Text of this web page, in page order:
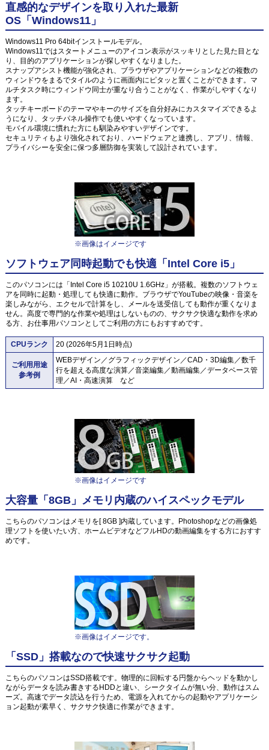
直感的なデザインを取り入れた最新
OS「Windows11」
Windows11 Pro 64bitインストールモデル。
Windows11ではスタートメニューのアイコン表示がスッキリとした見た目とな
り、目的のアプリケーションが探しやすくなりました。
スナップアシスト機能が強化され、ブラウザやアプリケーションなどの複数の
ウィンドウをまるでタイルのように画面内にピタッと置くことができます。マ
ルチタスク時にウィンドウ同士が重なり合うことがなく、作業がしやすくなり
ます。
タッチキーボードのテーマやキーのサイズを自分好みにカスタマイズできるよ
うになり、タッチパネル操作でも使いやすくなっています。
モバイル環境に慣れた方にも馴染みやすいデザインです。
セキュリティもより強化されており、ハードウェアと連携し、アプリ、情報、
プライバシーを安全に保つ多層防御を実装して設計されています。
※画像はイメージです
ソフトウェア同時起動でも快適「Intel Core i5」
このパソコンには「Intel Core i5 10210U 1.6GHz」が搭載。複数のソフトウェ
アを同時に起動・処理しても快適に動作。ブラウザでYouTubeの映像・音楽を
楽しみながら、エクセルで計算をし、メールを送受信しても動作が重くなりま
せん。高度で専門的な作業や処理はしないものの、サクサク快適な動作を求め
る方、お仕事用パソコンとしてご利用の方にもおすすめです。
CPUランク 20 (2026年5月1日時点)
ご利用用途
参考例
WEBデザイン／グラフィックデザイン／CAD・3D編集／数千
行を超える高度な演算／音楽編集／動画編集／データベース管
理／AI・高速演算 など
※画像はイメージです
大容量「8GB」メモリ内蔵のハイスペックモデル
こちらのパソコンはメモリを[ 8GB ]内蔵しています。Photoshopなどの画像処
理ソフトを使いたい方、ホームビデオなどフルHDの動画編集をする方におすす
めです。
※画像はイメージです。
「SSD」搭載なので快速サクサク起動
こちらのパソコンはSSD搭載です。物理的に回転する円盤からヘッドを動かし
ながらデータを読み書きするHDDと違い、シークタイムが無い分、動作はスム
ーズ。高速でデータ読込を行うため、電源を入れてからの起動やアプリケーシ
ョン起動が素早く、サクサク快適に作業ができます。